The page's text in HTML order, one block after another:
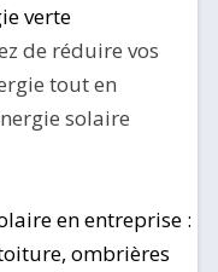
verte
de réduire vos
tout en
solaire
en entreprise :
ombrières